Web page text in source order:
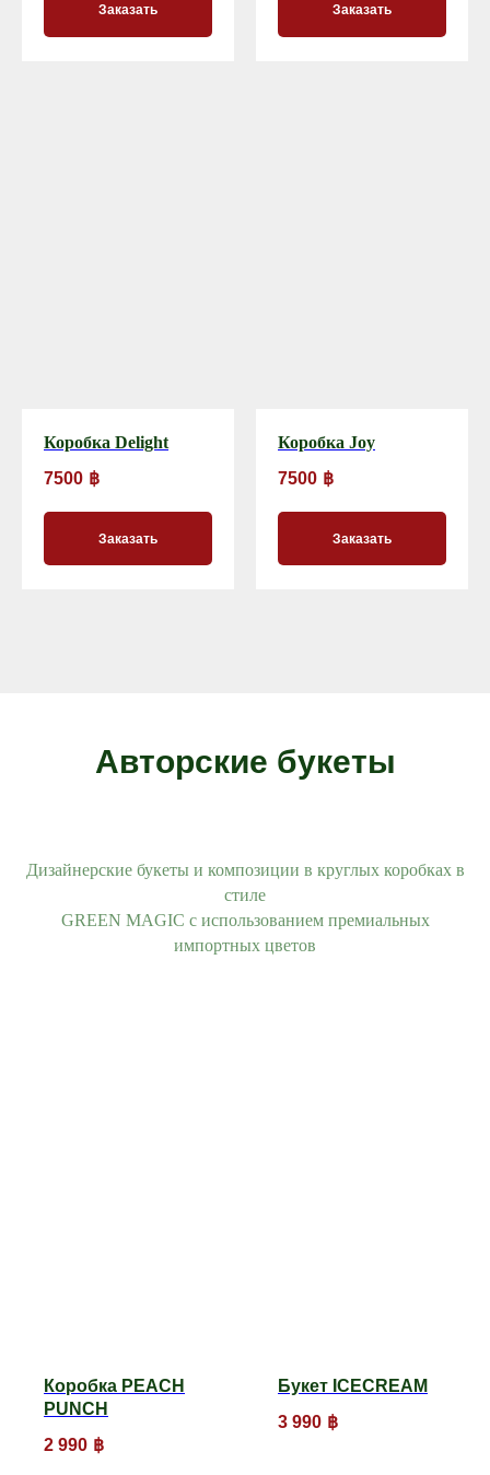
Заказать Заказать
Коробка Delight
7500 ฿
Заказать
Коробка Joy
7500 ฿
Заказать
Авторские букеты
Дизайнерские букеты и композиции в круглых коробках в
стиле
GREEN MAGIC с использованием премиальных
импортных цветов
Коробка PEACH
PUNCH
2 990 ฿
Букет ICECREAM
3 990 ฿